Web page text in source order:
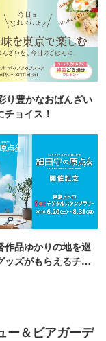
り豊かなおばんざい
ョイス！
作品ゆかりの地を巡
ッズがもらえるチャ
ー＆ビアガーデ